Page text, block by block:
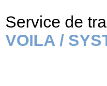
Service de
VOILA /